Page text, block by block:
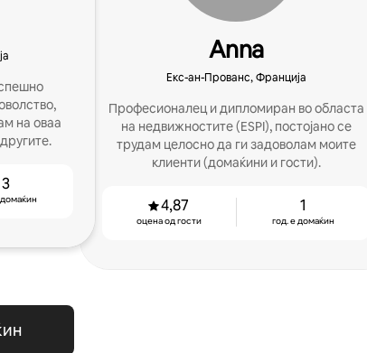
на оваа
3
Anna
Екс-ан-Прованс, Франција
Професионалец и дипломиран во областа
на недвижностите (ESPI), постојано се
трудам целосно да ги задоволам моите
клиенти (домаќини и гости).
4,87
оцена од гости
1
год. е домаќин